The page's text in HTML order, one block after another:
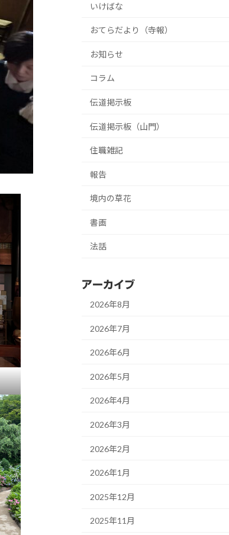
いけばな
おてらだより（寺報）
お知らせ
コラム
伝道掲示板
伝道掲示板（山門）
住職雑記
報告
境内の草花
書画
法話
アーカイブ
2026年8月
2026年7月
2026年6月
2026年5月
2026年4月
2026年3月
2026年2月
2026年1月
2025年12月
2025年11月